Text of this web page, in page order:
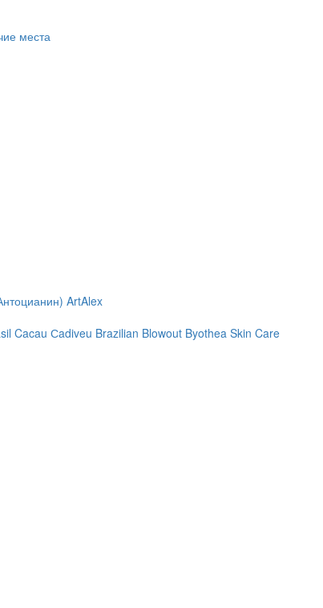
места
ArtAlex
Cacau Сadiveu Brazilian Blowout Byothea Skin Care